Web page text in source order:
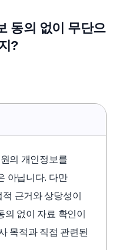
동의 없이 무단으
?
의 개인정보를
아닙니다. 다만
근거와 상당성이
없이 자료 확인이
목적과 직접 관련된